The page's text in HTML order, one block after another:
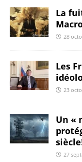
La
28
Les
23
Un «
27